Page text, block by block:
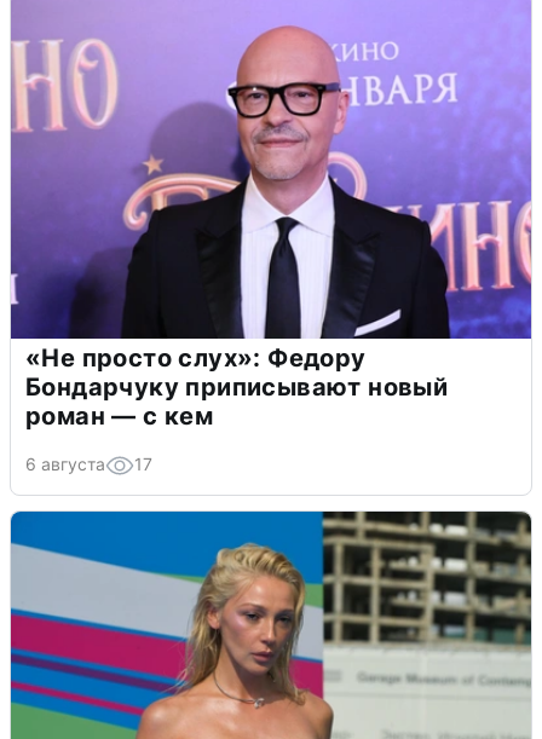
«Не просто слух»: Федору
Бондарчуку приписывают новый
роман — с кем
6 августа 17